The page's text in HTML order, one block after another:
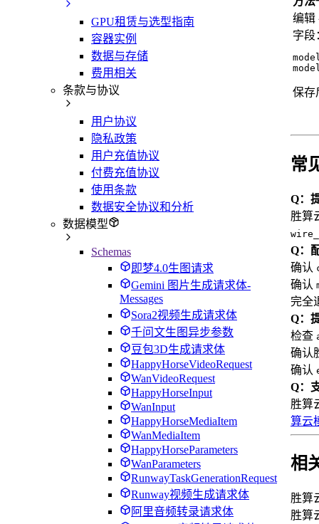
GPU租赁与选型指南
容器实例
数据与存储
费用相关
条款与协议
用户协议
隐私政策
用户充值协议
付费充值协议
使用条款
数据安全协议和分析
数据模型
Schemas
即梦4.0生图请求
Gemini 图片生成请求体-
Messages
Sora2视频生成请求体
千问文生图异步参数
豆包3D生成请求体
HappyHorseVideoRequest
WanVideoRequest
HappyHorseInput
WanInput
HappyHorseMediaItem
WanMediaItem
HappyHorseParameters
WanParameters
RunwayTaskGenerationRequest
Runway视频生成请求体
阿里音频转录请求体
编辑
字段
保存
常
Q：
胜算
Q：
确认
确认
完全
Q：
检查
确认
确认
Q：
胜算
算云
相
胜算
胜算